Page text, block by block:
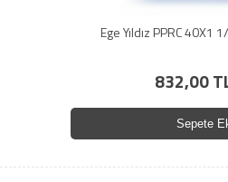
Ege Yıldız PPRC 40X1
832,00
Sepete